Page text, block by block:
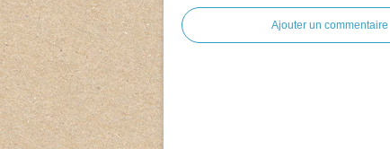
Ajouter un commentaire